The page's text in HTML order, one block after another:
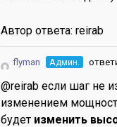
Автор ответа: reirab
flyman Админ.
@reirab если шаг не
изменением
будет изменить